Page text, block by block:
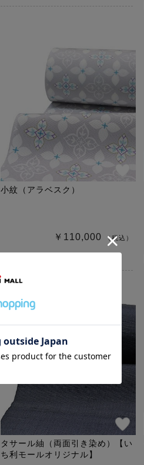
小紋（アラベスク）
￥110,000 （税込）
タサール紬（両面引き染め）【い
ち利モールオリジナル】